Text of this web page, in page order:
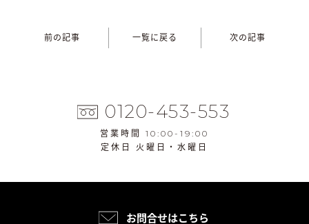
前の記事 一覧に戻る 次の記事
0120-453-553
営業時間 10:00-19:00
定休日 火曜日・水曜日
お問合せはこちら